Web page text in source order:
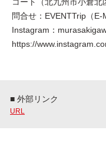
問合せ：EVENTTrip（E-
Instagram：
https://
■ 外部リンク
URL